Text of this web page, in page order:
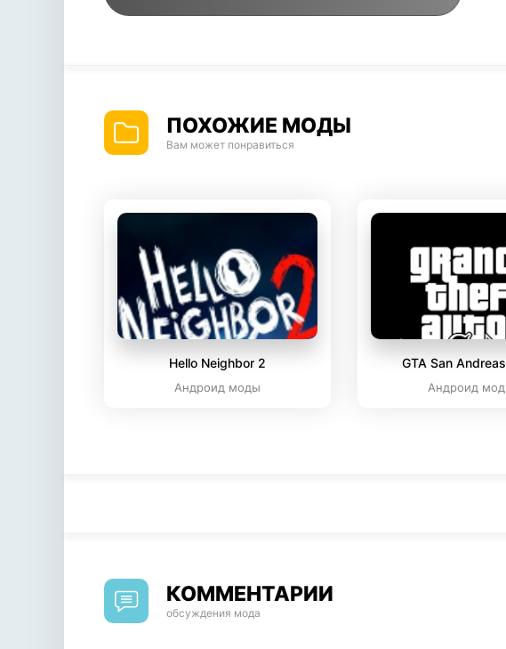
ПОХОЖИЕ МОДЫ
Вам может понравиться
Hello Neighbor 2
Андроид моды
GTA San
Андроид
КОММЕНТАРИИ
обсуждения мода